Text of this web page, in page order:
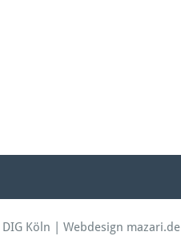
DIG Köln | Webdesign mazari.de